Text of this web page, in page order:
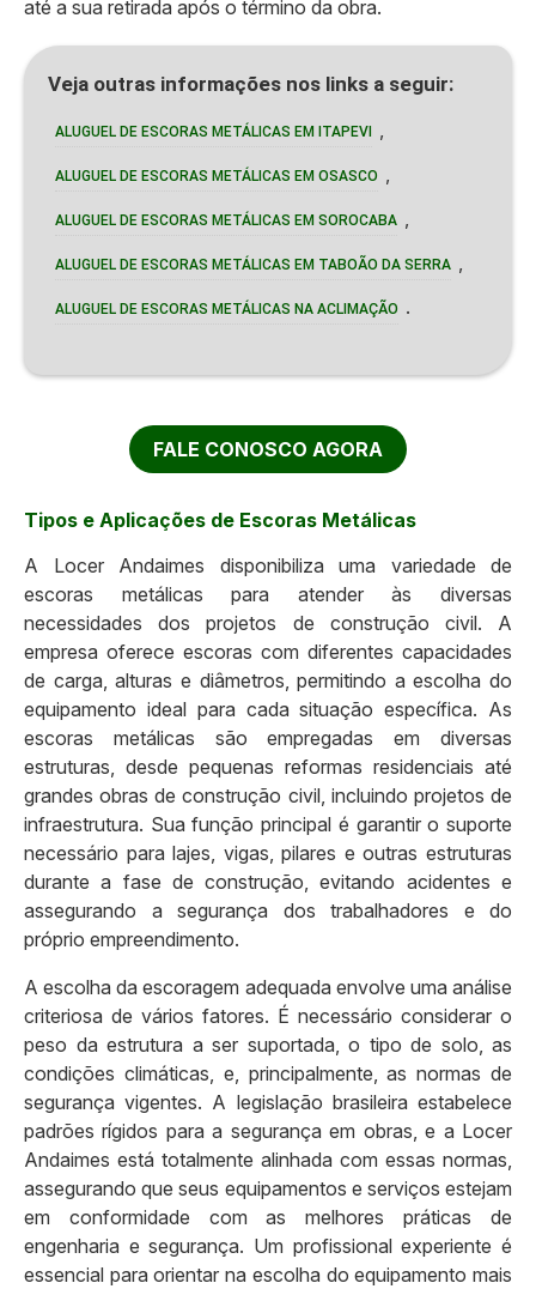
até a sua retirada após o término da obra.
Veja outras informações nos links a seguir:
ALUGUEL DE ESCORAS METÁLICAS EM ITAPEVI
ALUGUEL DE ESCORAS METÁLICAS EM OSASCO
ALUGUEL DE ESCORAS METÁLICAS EM SOROCABA
ALUGUEL DE ESCORAS METÁLICAS EM TABOÃO DA SERRA
ALUGUEL DE ESCORAS METÁLICAS NA ACLIMAÇÃO .
FALE CONOSCO AGORA
Tipos e Aplicações de Escoras Metálicas
A Locer Andaimes disponibiliza uma variedade de
escoras metálicas para atender às diversas
necessidades dos projetos de construção civil. A
empresa oferece escoras com diferentes capacidades
de carga, alturas e diâmetros, permitindo a escolha do
equipamento ideal para cada situação específica. As
escoras metálicas são empregadas em diversas
estruturas, desde pequenas reformas residenciais até
grandes obras de construção civil, incluindo projetos de
infraestrutura. Sua função principal é garantir o suporte
necessário para lajes, vigas, pilares e outras estruturas
durante a fase de construção, evitando acidentes e
assegurando a segurança dos trabalhadores e do
próprio empreendimento.
A escolha da escoragem adequada envolve uma análise
criteriosa de vários fatores. É necessário considerar o
peso da estrutura a ser suportada, o tipo de solo, as
condições climáticas, e, principalmente, as normas de
segurança vigentes. A legislação brasileira estabelece
padrões rígidos para a segurança em obras, e a Locer
Andaimes está totalmente alinhada com essas normas,
assegurando que seus equipamentos e serviços estejam
em conformidade com as melhores práticas de
engenharia e segurança. Um profissional experiente é
essencial para orientar na escolha do equipamento mais